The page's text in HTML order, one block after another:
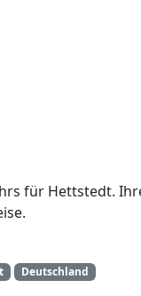
für Hettstedt.
Deutschland